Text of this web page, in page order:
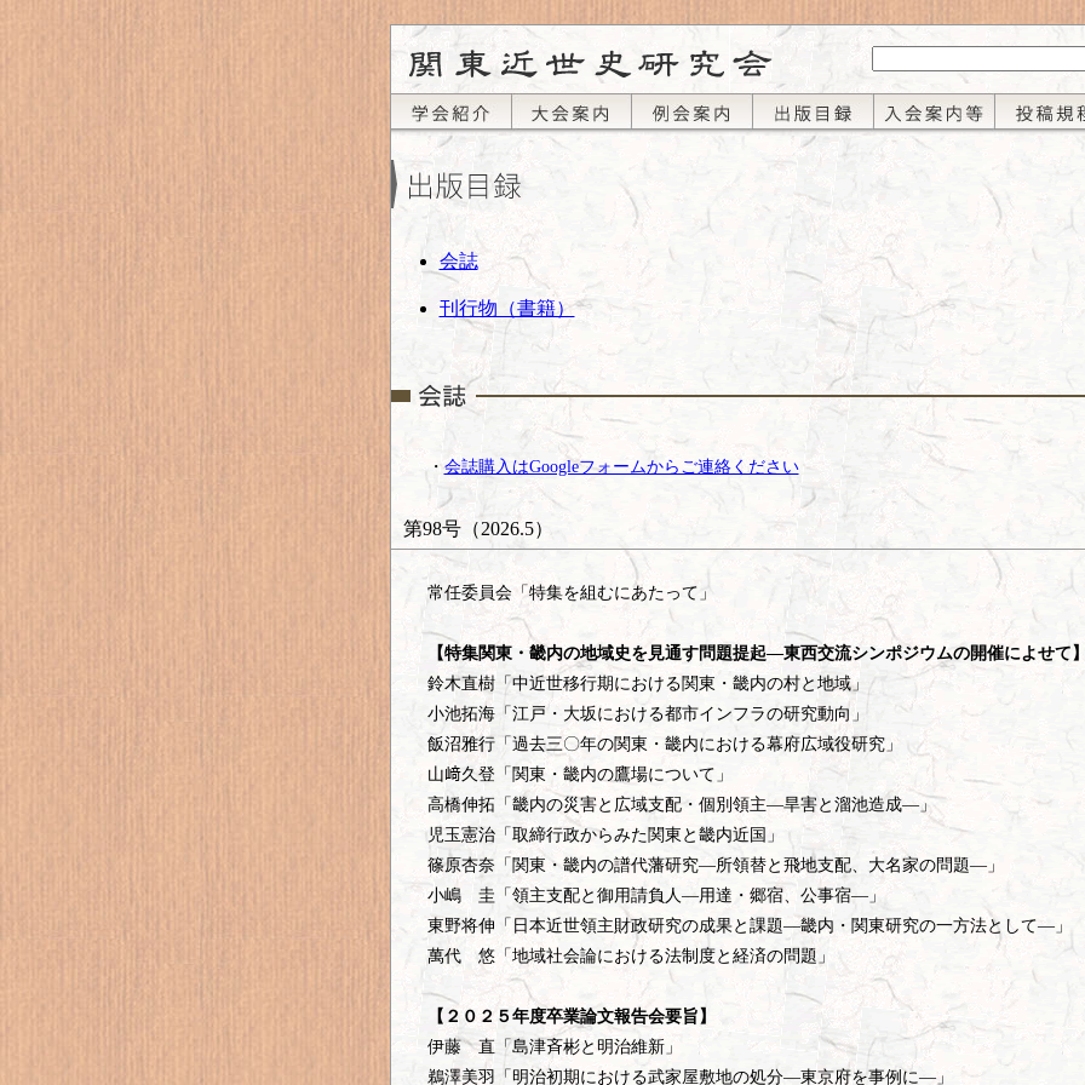
会誌
刊行物（書籍）
・会誌購入はGoogleフォームからご連絡ください
第98号（2026.5）
常任委員会「特集を組むにあたって」
【特集関東・畿内の地域史を見通す問題提起―東西交流シンポジウムの開催によせて
鈴木直樹「中近世移行期における関東・畿内の村と地域」
小池拓海「江戸・大坂における都市インフラの研究動向」
飯沼雅行「過去三〇年の関東・畿内における幕府広域役研究」
山﨑久登「関東・畿内の鷹場について」
高橋伸拓「畿内の災害と広域支配・個別領主―旱害と溜池造成―」
児玉憲治「取締行政からみた関東と畿内近国」
篠原杏奈「関東・畿内の譜代藩研究―所領替と飛地支配、大名家の問題―」
小嶋 圭「領主支配と御用請負人―用達・郷宿、公事宿―」
東野将伸「日本近世領主財政研究の成果と課題―畿内・関東研究の一方法として―」
萬代 悠「地域社会論における法制度と経済の問題」
【２０２５年度卒業論文報告会要旨】
伊藤 直「島津斉彬と明治維新」
鵜澤美羽「明治初期における武家屋敷地の処分―東京府を事例に―」